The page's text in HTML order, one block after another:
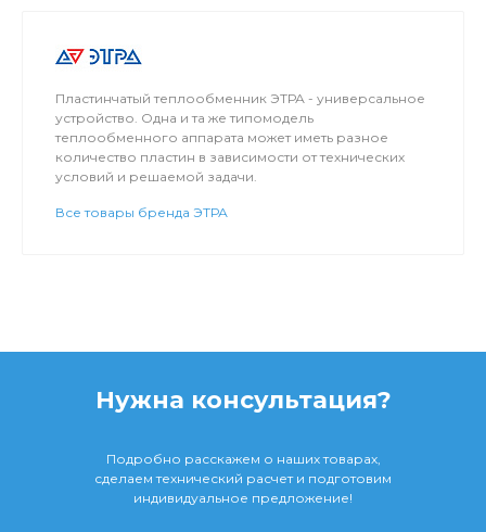
Пластинчатый теплообменник ЭТРА - универсальное
устройство. Одна и та же типомодель
теплообменного аппарата может иметь разное
количество пластин в зависимости от технических
условий и решаемой задачи.
Все товары бренда ЭТРА
Нужна консультация?
Подробно расскажем о наших товарах,
сделаем технический расчет и подготовим
индивидуальное предложение!